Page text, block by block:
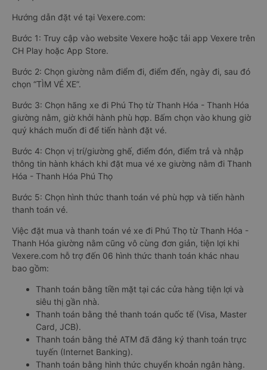
Hướng dẫn đặt vé tại Vexere.com:
Bước 1: Truy cập vào website Vexere hoặc tải app Vexere trên
CH Play hoặc App Store.
Bước 2: Chọn giường nằm điểm đi, điểm đến, ngày đi, sau đó
chọn “TÌM VÉ XE”.
Bước 3: Chọn hãng xe đi Phú Thọ từ Thanh Hóa - Thanh Hóa
giường nằm, giờ khởi hành phù hợp. Bấm chọn vào khung giờ
quý khách muốn đi để tiến hành đặt vé.
Bước 4: Chọn vị trí/giường ghế, điểm đón, điểm trả và nhập
thông tin hành khách khi đặt mua vé xe giường nằm đi Thanh
Hóa - Thanh Hóa Phú Thọ
Bước 5: Chọn hình thức thanh toán vé phù hợp và tiến hành
thanh toán vé.
Việc đặt mua và thanh toán vé xe đi Phú Thọ từ Thanh Hóa -
Thanh Hóa giường nằm cũng vô cùng đơn giản, tiện lợi khi
Vexere.com hỗ trợ đến 06 hình thức thanh toán khác nhau
bao gồm:
Thanh toán bằng tiền mặt tại các cửa hàng tiện lợi và
siêu thị gần nhà.
Thanh toán bằng thẻ thanh toán quốc tế (Visa, Master
Card, JCB).
Thanh toán bằng thẻ ATM đã đăng ký thanh toán trực
tuyến (Internet Banking).
Thanh toán bằng hình thức chuyển khoản ngân hàng.